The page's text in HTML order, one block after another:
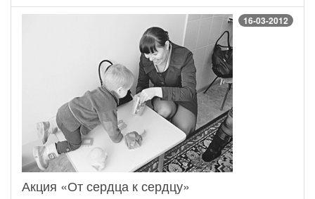
16-03-2012
Акция «От сердца к сердцу»